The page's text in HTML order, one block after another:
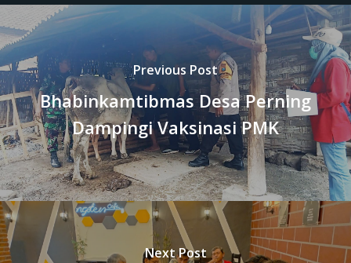
Previous Post
Bhabinkamtibmas Desa Perning
Dampingi Vaksinasi PMK
Next Post